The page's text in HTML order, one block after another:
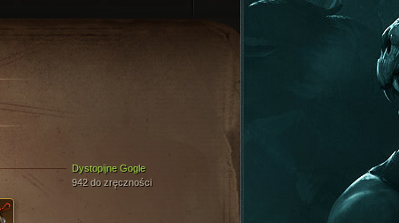
Dystopijne Gogle
942 do zręczności